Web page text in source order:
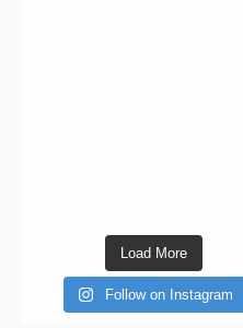
Load More
Follow on Instagram